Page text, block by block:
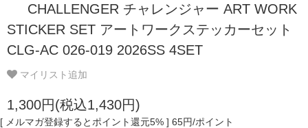
CHALLENGER チャレンジャー ART WORK
STICKER SET アートワークステッカーセット
CLG-AC 026-019 2026SS 4SET
マイリスト追加
1,300円(税込1,430円)
[ メルマガ登録するとポイント還元5% ] 65円/ポイント